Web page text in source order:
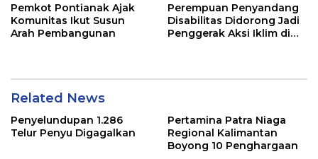
Pemkot Pontianak Ajak
Komunitas Ikut Susun
Arah Pembangunan
Perempuan Penyandang
Disabilitas Didorong Jadi
Penggerak Aksi Iklim di
Related News
Penyelundupan 1.286
Telur Penyu Digagalkan
Pertamina Patra Niaga
Regional Kalimantan
Boyong 10 Penghargaan